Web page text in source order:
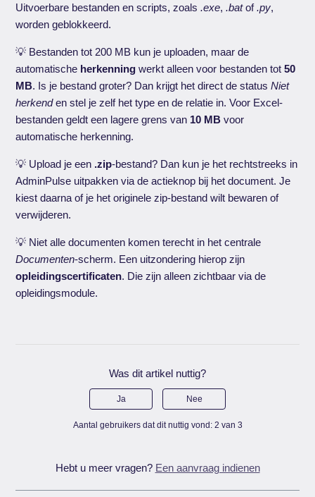
Uitvoerbare bestanden en scripts, zoals.exe,.batof.py,
worden geblokkeerd.
💡 Bestanden tot 200 MB kun je uploaden, maar de
automatische herkenning werkt alleen voor bestanden tot50
MB. Is je bestand groter? Dan krijgt het direct de statusNiet
herkenden stel je zelf het type en de relatie in. Voor Excel-
bestanden geldt een lagere grens van 10 MB voor
automatische herkenning.
💡 Upload je een .zip-bestand? Dan kun je het rechtstreeks in
AdminPulse uitpakken via de actieknop bij het document. Je
kiest daarna of je het originele zip-bestand wilt bewaren of
verwijderen.
💡 Niet alle documenten komen terecht in het centrale
Documenten-scherm. Een uitzondering hierop zijn
opleidingscertificaten. Die zijn alleen zichtbaar via de
opleidingsmodule.
Was dit artikel nuttig?
Ja Nee
Aantal gebruikers dat dit nuttig vond: 2 van 3
Hebt u meer vragen? Een aanvraag indienen